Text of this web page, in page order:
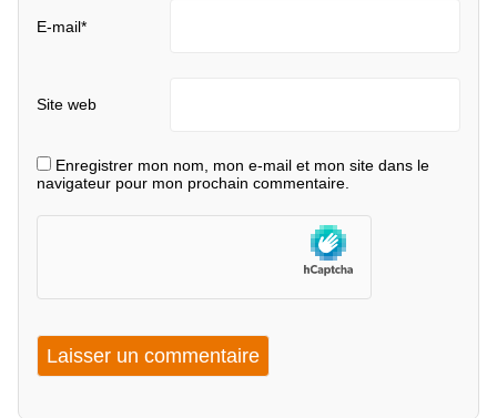
E-mail*
Site web
Enregistrer mon nom, mon e-mail et mon site dans le
navigateur pour mon prochain commentaire.